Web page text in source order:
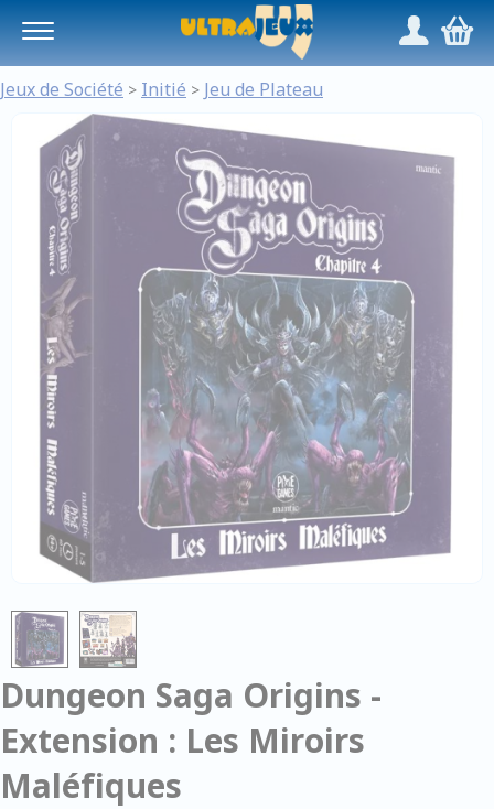
/,
Jeux de Société > Initié > Jeu de Plateau
Dungeon Saga Origins -
Extension : Les Miroirs
Maléfiques